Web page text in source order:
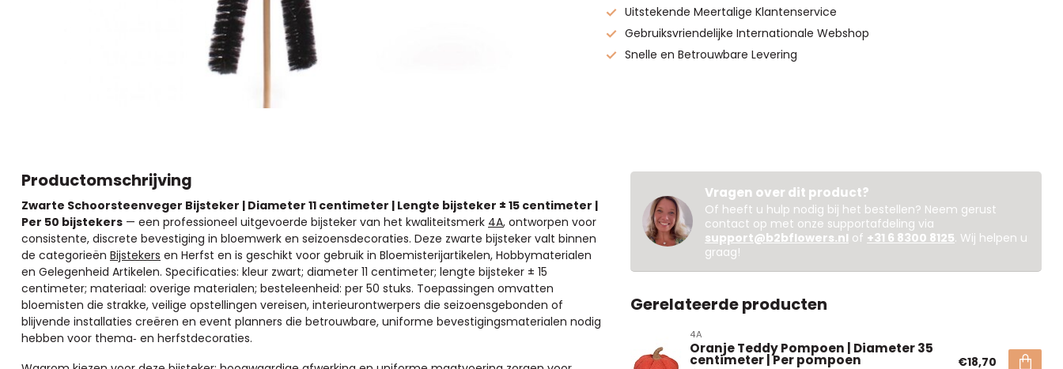
Uitstekende Meertalige Klantenservice
Gebruiksvriendelijke Internationale Webshop
Snelle en Betrouwbare Levering
Productomschrijving
Zwarte Schoorsteenveger Bijsteker | Diameter 11 centimeter | Lengte bijsteker ± 15 centimeter |
Per 50 bijstekers — een professioneel uitgevoerde bijsteker van het kwaliteitsmerk 4A, ontworpen voor
consistente, discrete bevestiging in bloemwerk en seizoensdecoraties. Deze zwarte bijsteker valt binnen
de categorieën Bijstekers en Herfst en is geschikt voor gebruik in Bloemisterijartikelen, Hobbymaterialen
en Gelegenheid Artikelen. Specificaties: kleur zwart; diameter 11 centimeter; lengte bijsteker ± 15
centimeter; materiaal: overige materialen; besteleenheid: per 50 stuks. Toepassingen omvatten
bloemisten die strakke, veilige opstellingen vereisen, interieurontwerpers die seizoensgebonden of
blijvende installaties creëren en event planners die betrouwbare, uniforme bevestigingsmaterialen nodig
hebben voor thema‑ en herfstdecoraties.
Vragen over dit product?
Of heeft u hulp nodig bij het bestellen? Neem gerust
contact op met onze supportafdeling via
support@b2bflowers.nl of +31 6 8300 8125. Wij helpen u
graag!
Gerelateerde producten
4A
Oranje Teddy Pompoen | Diameter 35
centimeter | Per pompoen €18,70